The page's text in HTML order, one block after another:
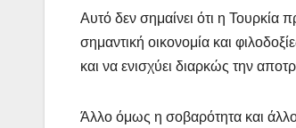
Αυτό δεν σημαίνει ότι η Τουρκία
σημαντική οικονομία και
και να ενισχύει διαρκώς την
Άλλο όμως η σοβαρότητα και